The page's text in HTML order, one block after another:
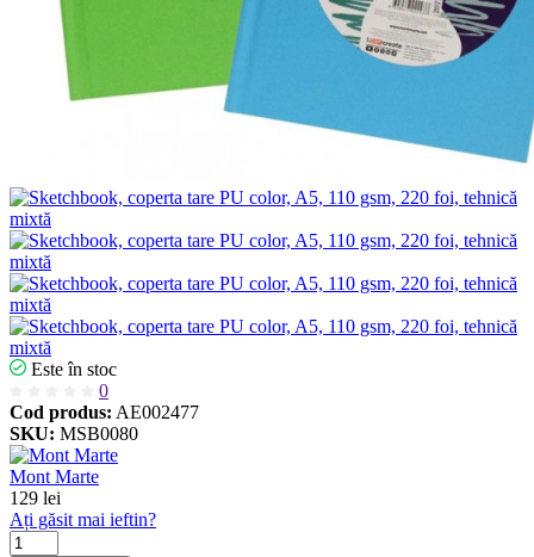
Este în stoc
0
Cod produs: AE002477
SKU: MSB0080
Mont Marte
129 lei
Ați găsit mai ieftin?